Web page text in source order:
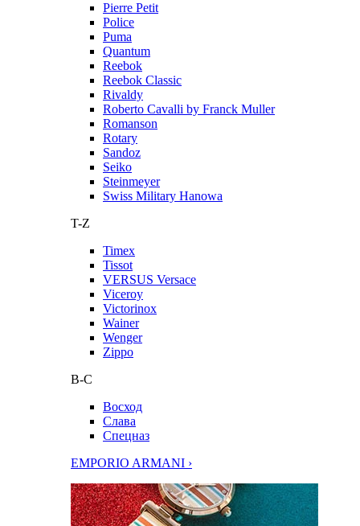
Pierre Petit
Police
Puma
Quantum
Reebok
Reebok Classic
Rivaldy
Roberto Cavalli by Franck Muller
Romanson
Rotary
Sandoz
Seiko
Steinmeyer
Swiss Military Hanowa
T-Z
Timex
Tissot
VERSUS Versace
Viceroy
Victorinox
Wainer
Wenger
Zippo
В-С
Восход
Слава
Спецназ
EMPORIO ARMANI ›